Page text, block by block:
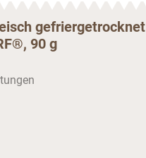
gefriergetrocknet
90 g